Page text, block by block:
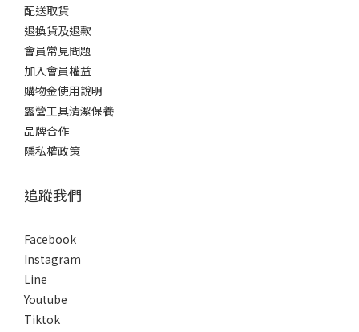
配送取貨
退換貨及退款
會員常見問題
加入會員權益
購物金使用說明
露營工具清潔保養
品牌合作
隱私權政策
追蹤我們
Facebook
Instagram
Line
Youtube
Tiktok